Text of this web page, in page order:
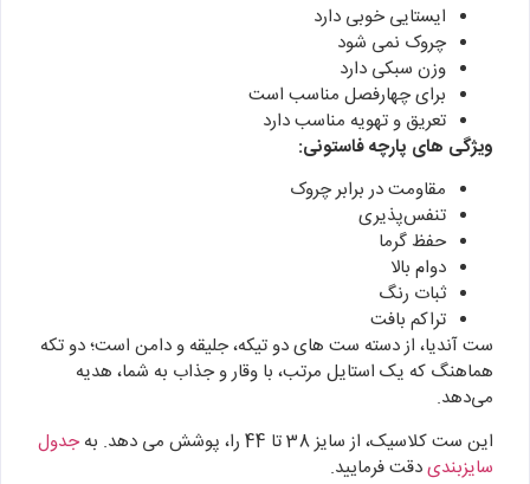
ایستایی خوبی دارد
چروک نمی شود
وزن سبکی دارد
برای چهارفصل مناسب است
تعریق و تهویه مناسب دارد
ویژگی های پارچه فاستونی:
مقاومت در برابر چروک
تنفس‌پذیری
حفظ گرما
دوام بالا
ثبات رنگ
تراکم بافت
ست آندیا، از دسته ست‌ های دو تیکه، جلیقه و دامن است؛ دو تکه
هماهنگ که یک استایل مرتب، با وقار و جذاب به شما، هدیه
می‌دهد.
این ست کلاسیک، از سایز 38 تا 44 را، پوشش می دهد. به
جدول
سایزبندیدقت فرمایید.